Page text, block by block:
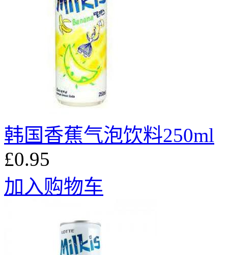
韩国香蕉气泡饮料250ml
£0.95
加入购物车